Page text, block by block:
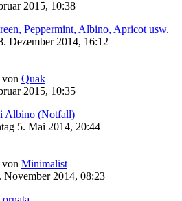
2015, 10:38
Peppermint, Albino, Apricot usw.
Dezember 2014, 16:12
von Quak
2015, 10:35
Albino (Notfall)
5. Mai 2014, 20:44
von Minimalist
November 2014, 08:23